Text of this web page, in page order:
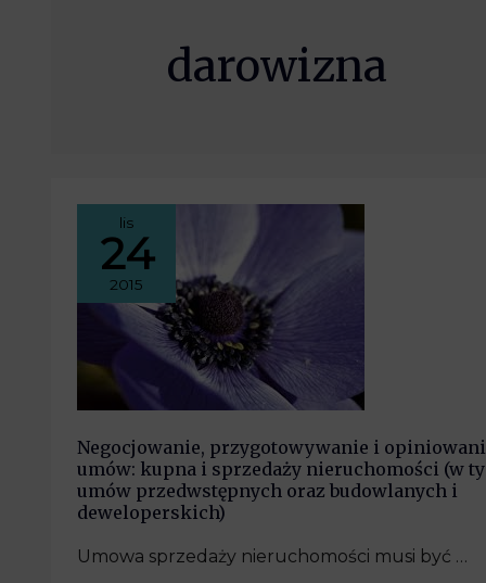
darowizna
lis
24
2015
Negocjowanie, przygotowywanie i
umów: kupna i sprzedaży nieruchomości (w
umów przedwstępnych oraz budowlanych i
deweloperskich)
Umowa sprzedaży nieruchomości musi być …